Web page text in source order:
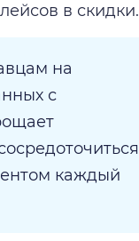
в скидки.
на
с
каждый